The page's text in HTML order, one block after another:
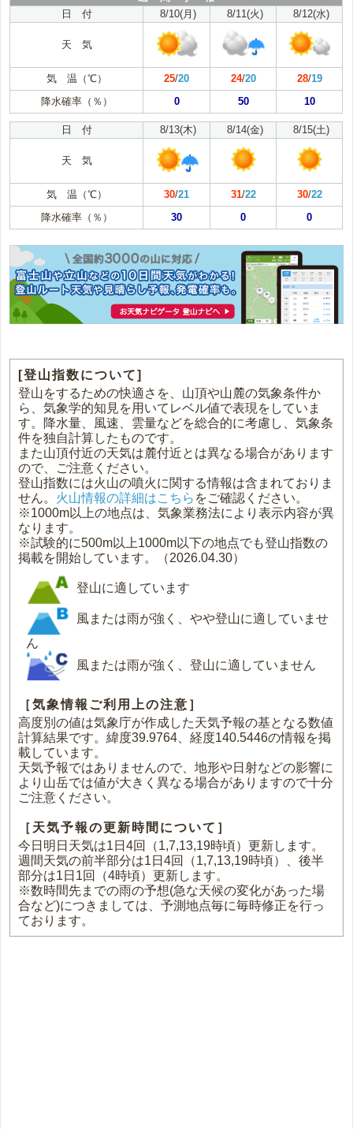
日 付
8/10(月) 8/11(火) 8/12(水)
天 気
気 温（℃） 25/20 24/20 28/19
降水確率（％）
0 50 10
日 付 8/13(木) 8/14(金) 8/15(土)
天 気
気 温（℃） 30/21 31/22 30/22
降水確率（％）
30 0 0
[登山指数について]
登山をするための快適さを、山頂や山麓の気象条件か
ら、気象学的知見を用いてレベル値で表現をしていま
す。降水量、風速、雲量などを総合的に考慮し、気象条
件を独自計算したものです。
また山頂付近の天気は麓付近とは異なる場合があります
ので、ご注意ください。
登山指数には火山の噴火に関する情報は含まれておりま
せん。 火山情報の詳細はこちら をご確認ください。
※1000m以上の地点は、気象業務法により表示内容が異
なります。
※試験的に500m以上1000m以下の地点でも登山指数の
掲載を開始しています。（2026.04.30）
登山に適しています
風または雨が強く、やや登山に適していませ
ん
風または雨が強く、登山に適していません
［気象情報ご利用上の注意］
高度別の値は気象庁が作成した天気予報の基となる数値
計算結果です。緯度39.9764、経度140.5446の情報を掲
載しています。
天気予報ではありませんので、地形や日射などの影響に
より山岳では値が大きく異なる場合がありますので十分
ご注意ください。
［天気予報の更新時間について］
今日明日天気は1日4回（1,7,13,19時頃）更新します。
週間天気の前半部分は1日4回（1,7,13,19時頃）、後半
部分は1日1回（4時頃）更新します。
※数時間先までの雨の予想(急な天候の変化があった場
合など)につきましては、予測地点毎に毎時修正を行っ
ております。